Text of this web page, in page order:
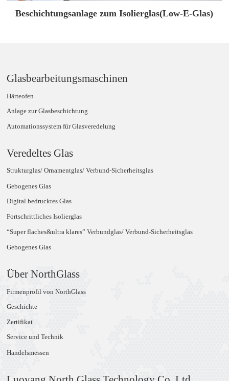
Beschichtungsanlage zum Isolierglas(Low-E-Glas)
Glasbearbeitungsmaschinen
Härteofen
Anlage zur Glasbeschichtung
Automationssystem für Glasveredelung
Veredeltes Glas
Strukturglas/ Ornamentglas/ Verbund-Sicherheitsglas
Gebogenes Glas
Digital bedrucktes Glas
Fortschrittliches Isolierglas
“Super flaches&ultra klares” Verbundglas/ Verbund-Sicherheitsglas
Gebogenes Glas
Über NorthGlass
Firmenprofil von NorthGlass
Geschichte
Zertifikat
Service und Technik
Handelsmessen